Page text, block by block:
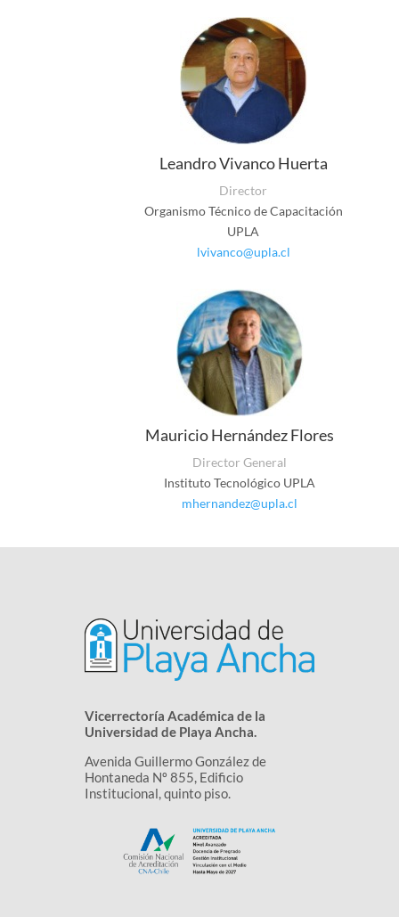
Leandro Vivanco Huerta
Director
Organismo Técnico de Capacitación
UPLA
lvivanco@upla.cl
Mauricio Hernández Flores
Director General
Instituto Tecnológico UPLA
mhernandez@upla.cl
Vicerrectoría Académica de la
Universidad de Playa Ancha.
Avenida Guillermo González de
Hontaneda Nº 855, Edificio
Institucional, quinto piso.